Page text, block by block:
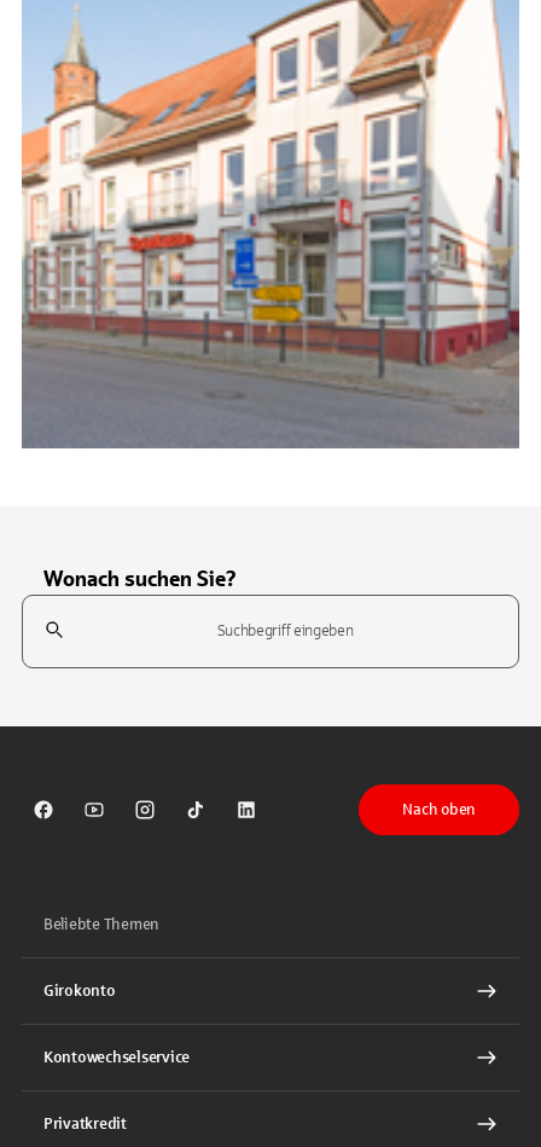
Wonach suchen Sie?
Suchfeld
Sparkasse auf Facebook
Sparkasse auf Youtube
Sparkasse auf Instagram
Sparkasse auf TikTok
Sparkasse auf LinkedIn
Nach oben
Beliebte Themen
Girokonto
Kontowechselservice
Privatkredit